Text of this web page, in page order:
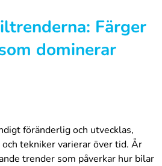
Färger
dominerar
föränderlig och utvecklas,
tekniker varierar över tid. År
trender som påverkar hur bilar